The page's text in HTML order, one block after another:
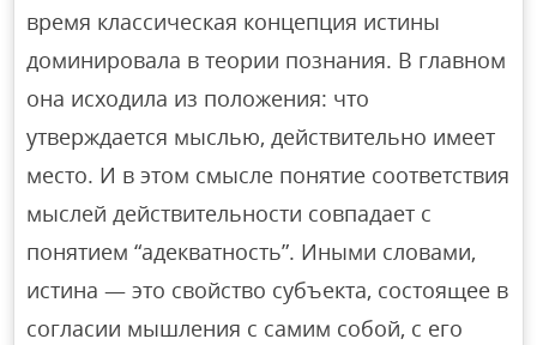
время классическая концепция истины
доминировала в теории познания. В главном
она исходила из положения: что
утверждается мыслью, действительно имеет
место. И в этом смысле понятие соответствия
мыслей действительности совпадает с
понятием “адекватность”. Иными словами,
истина — это свойство субъекта, состоящее в
согласии мышления с самим собой, с его